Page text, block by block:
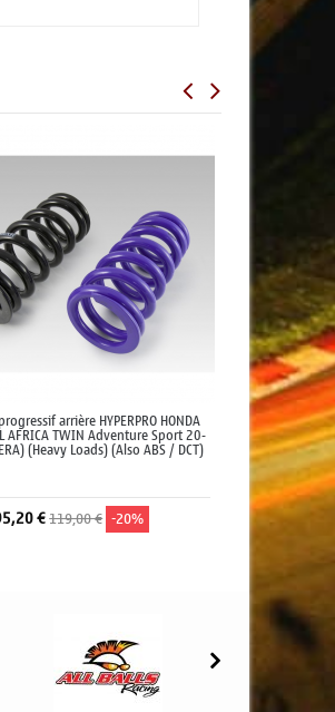
arrière HYPERPRO HONDA
AFRICA TWIN Adventure Sport 20-
(Heavy Loads) (Also ABS / DCT)
€119,00 € -20%